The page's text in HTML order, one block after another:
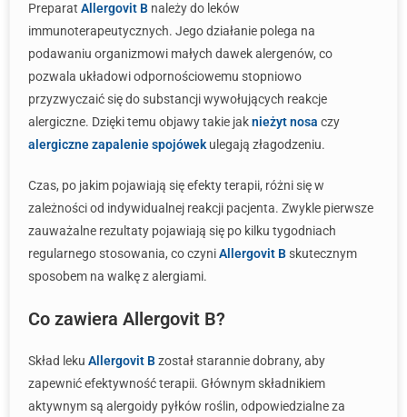
Preparat Allergovit B należy do leków
immunoterapeutycznych. Jego działanie polega na
podawaniu organizmowi małych dawek alergenów, co
pozwala układowi odpornościowemu stopniowo
przyzwyczaić się do substancji wywołujących reakcje
alergiczne. Dzięki temu objawy takie jaknieżyt nosa czy
alergiczne zapalenie spojówek ulegają złagodzeniu.
Czas, po jakim pojawiają się efekty terapii, różni się w
zależności od indywidualnej reakcji pacjenta. Zwykle pierwsze
zauważalne rezultaty pojawiają się po kilku tygodniach
regularnego stosowania, co czyniAllergovit Bskutecznym
sposobem na walkę z alergiami.
Co zawiera Allergovit B?
Skład leku Allergovit Bzostał starannie dobrany, aby
zapewnić efektywność terapii. Głównym składnikiem
aktywnym są alergoidy pyłków roślin, odpowiedzialne za